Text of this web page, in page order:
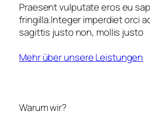
Praesent vulputate eros eu
fringilla.Integer imperdiet orci
sagittis justo non, mollis justo
Mehr über unsere Leistungen
Warum wir?